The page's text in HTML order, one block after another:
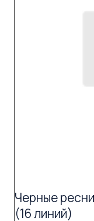
Черные
(16 линий)